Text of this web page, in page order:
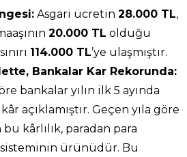
Asgari ücretin 28.000 TL,
20.000 TL olduğu
114.000 TL’ye ulaşmıştır.
Bankalar Kar Rekorunda:
bankalar yılın ilk 5 ayında
açıklamıştır. Geçen yıla göre
kârlılık, paradan para
ürünüdür. Bu